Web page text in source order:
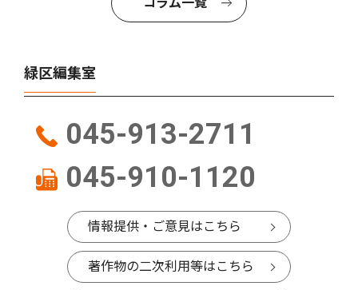
コラム一覧
緑区編集室
045-913-2711
045-910-1120
情報提供・ご意見はこちら
著作物の二次利用等はこちら